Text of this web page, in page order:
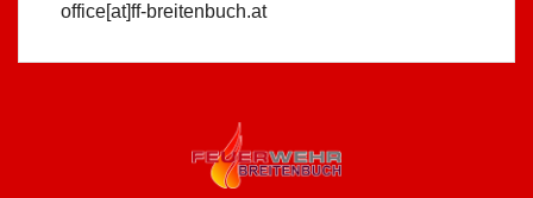
office[at]ff-breitenbuch.at